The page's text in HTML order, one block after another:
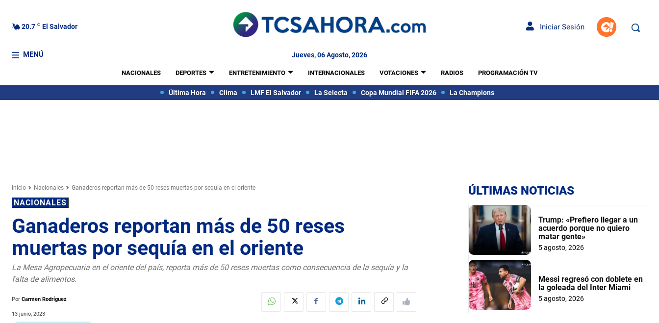
20.7 C El Salvador Iniciar Sesión
MENÚ Jueves, 06 Agosto, 2026
NACIONALES DEPORTES ENTRETENIMIENTO INTERNACIONALES VOTACIONES RADIOS PROGRAMACIÓN TV
Última Hora Clima LMF El Salvador La Selecta Copa Mundial FIFA 2026 La Champions
Inicio Nacionales Ganaderos reportan más de 50 reses muertas por sequía en el oriente
NACIONALES
Ganaderos reportan más de 50 reses
muertas por sequía en el oriente
La Mesa Agropecuaria en el oriente del país, reporta más de 50 reses muertas como consecuencia de la sequía y la
falta de alimentos.
Por Carmen Rodríguez
13 junio, 2023
ÚLTIMAS NOTICIAS
Trump: «Prefiero llegar a un
acuerdo porque no quiero
matar gente»
5 agosto, 2026
Messi regresó con doblete en
la goleada del Inter Miami
5 agosto, 2026